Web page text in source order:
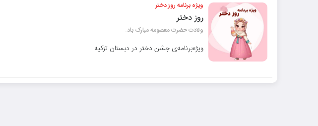
ویژه برنامه روز دختر
روز دختر
ولادت حضرت معصومه مبارک باد.
ویژه‌برنامه‌ی جشن دختر در دبستان تزکیه